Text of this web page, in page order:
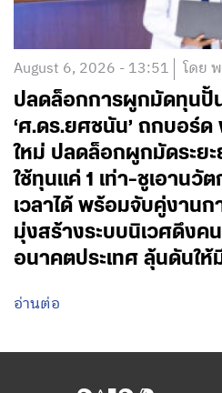
August 6, 2026 - 13:51 โดย
ปลดล็อกการผูกมัดทุนปั้
‘ศ.ดร.ยศชนัน’ ถกบอร์ด
ใหม่ ปลดล็อกผูกมัดระย
ใช้ทุนแค่ 1 เท่า-ชูเอานวั
เวลาได้ พร้อมจับคู่งานก
มุ่งสร้างระบบนิเวศดึงค
อนาคตประเทศ ลุ้นดันใ
อ่านต่อ